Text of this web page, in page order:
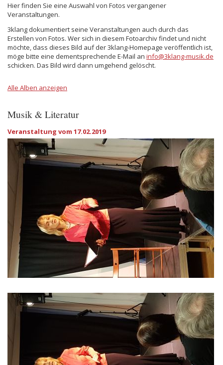
Hier finden Sie eine Auswahl von Fotos vergangener
Veranstaltungen.
3klang dokumentiert seine Veranstaltungen auch durch das
Erstellen von Fotos. Wer sich in diesem Fotoarchiv findet und nicht
möchte, dass dieses Bild auf der 3klang-Homepage veröffentlich ist,
möge bitte eine dementsprechende E-Mail an info@3klang-musik.de
schicken. Das Bild wird dann umgehend gelöscht.
Alle Alben anzeigen
Musik & Literatur
Veranstaltung vom 17.02.2019